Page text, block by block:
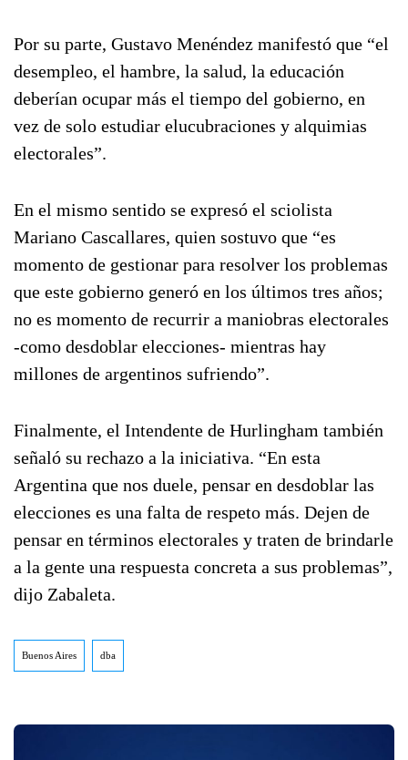
Por su parte, Gustavo Menéndez manifestó que “el
desempleo, el hambre, la salud, la educación
deberían ocupar más el tiempo del gobierno, en
vez de solo estudiar elucubraciones y alquimias
electorales”.
En el mismo sentido se expresó el sciolista
Mariano Cascallares, quien sostuvo que “es
momento de gestionar para resolver los problemas
que este gobierno generó en los últimos tres años;
no es momento de recurrir a maniobras electorales
-como desdoblar elecciones- mientras hay
millones de argentinos sufriendo”.
Finalmente, el Intendente de Hurlingham también
señaló su rechazo a la iniciativa. “En esta
Argentina que nos duele, pensar en desdoblar las
elecciones es una falta de respeto más. Dejen de
pensar en términos electorales y traten de brindarle
a la gente una respuesta concreta a sus problemas”,
dijo Zabaleta.
Buenos Aires dba